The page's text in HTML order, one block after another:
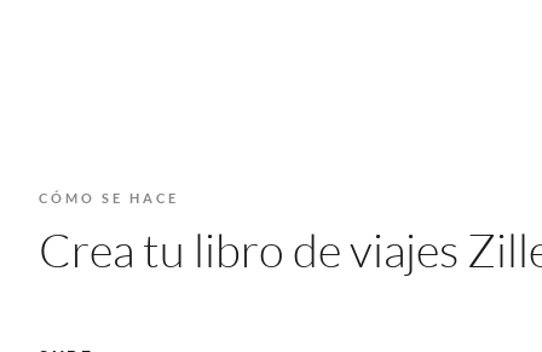
CÓMO SE HACE
Crea tu libro de viajes